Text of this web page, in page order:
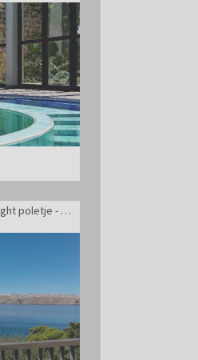
Hotel Zagreb Karlobag - All inclusive light poletje - Soba z balkonom